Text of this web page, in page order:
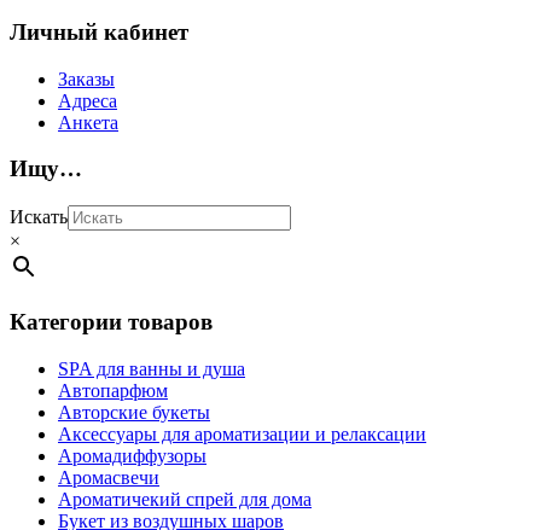
Личный кабинет
Заказы
Адреса
Анкета
Ищу…
Искать
×
Категории товаров
SPA для ванны и душа
Автопарфюм
Авторские букеты
Аксессуары для ароматизации и релаксации
Аромадиффузоры
Аромасвечи
Ароматичекий спрей для дома
Букет из воздушных шаров